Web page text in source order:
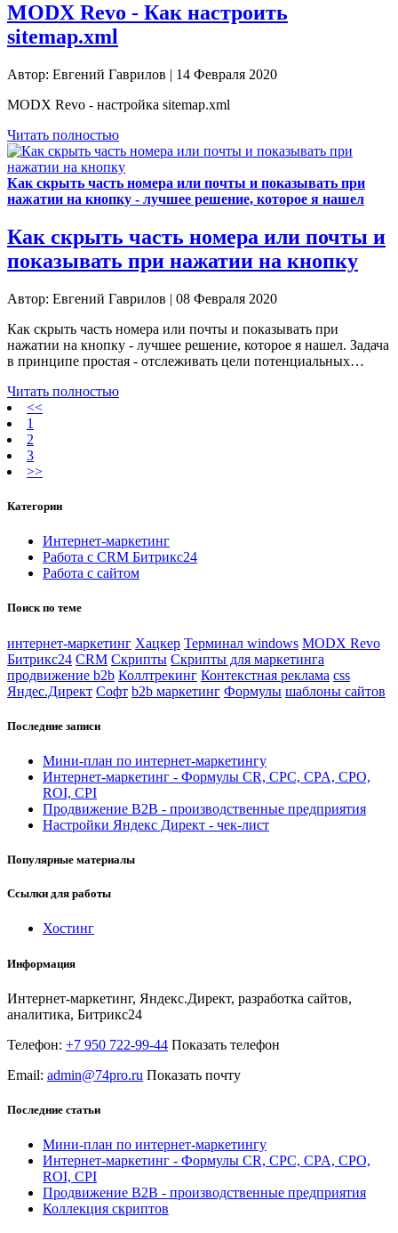
MODX Revo - Как настроить
sitemap.xml
Автор: Евгений Гаврилов | 14 Февраля 2020
MODX Revo - настройка sitemap.xml
Читать полностью
Как скрыть часть номера или почты и показывать при
нажатии на кнопку - лучшее решение, которое я нашел
Как скрыть часть номера или почты и
показывать при нажатии на кнопку
Автор: Евгений Гаврилов | 08 Февраля 2020
Как скрыть часть номера или почты и показывать при
нажатии на кнопку - лучшее решение, которое я нашел. Задача
в принципе простая - отслеживать цели потенциальных…
Читать полностью
<<
1
2
3
>>
Категории
Интернет-маркетинг
Работа с CRM Битрикс24
Работа с сайтом
Поиск по теме
интернет-маркетинг Хацкер Терминал windows MODX Revo
Битрикс24 CRM Скрипты Скрипты для маркетинга
продвижение b2b Коллтрекинг Контекстная реклама css
Яндес.Директ Софт b2b маркетинг Формулы шаблоны сайтов
Последние записи
Мини-план по интернет-маркетингу
Интернет-маркетинг - Формулы CR, CPC, CPA, CPO,
ROI, CPI
Продвижение B2B - производственные предприятия
Настройки Яндекс Директ - чек-лист
Популярные материалы
Ссылки для работы
Хостинг
Информация
Интернет-маркетинг, Яндекс.Директ, разработка сайтов,
аналитика, Битрикс24
Телефон: +7 950 722-99-44 Показать телефон
Email: admin@74pro.ru Показать почту
Последние статьи
Мини-план по интернет-маркетингу
Интернет-маркетинг - Формулы CR, CPC, CPA, CPO,
ROI, CPI
Продвижение B2B - производственные предприятия
Коллекция скриптов